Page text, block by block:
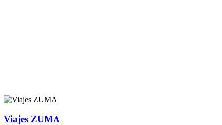
Viajes ZUMA